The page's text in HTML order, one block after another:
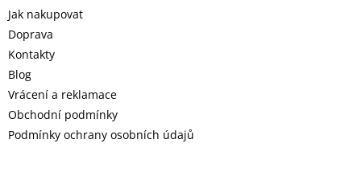
Jak nakupovat
Doprava
Kontakty
Blog
Vrácení a reklamace
Obchodní podmínky
Podmínky ochrany osobních údajů